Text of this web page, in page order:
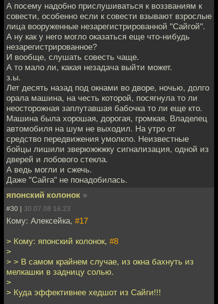
А посему надобно прислушиваться к воззваниям к
совести, особенно если к совести взывают взрослые
лица вооруженные незарегистрированной "Сайгой".
А ну как у него могло оказаться еще что-нибудь
незарегистрированное?
И вообще, слушать совесть чаще.
А то мало ли, какая незадача выйти может.
з.ы.
Лет десять назад под окнами во дворе, ночью, долго
орала машина, на честь которой, посягнула то ли
неосторожная заплутавшая бабочка то ли еще кто.
Машина была хорошая, дорогая, громкая. Владелец
автомобиля на шум не выходил. На утро от
средство передвижения умолкло. Неизвестные
бойцы лишили зверюжжжку сигнализация, одной из
дверей и лобового стекла.
А ведь могли и сжечь.
Даже "Сайга" не понадобилась.
японский колонок »
#30 | 30.07.08 16:23
Кому: Алексейка, #17
> Кому: японский колонок, #8
>
> > В самом крайнем случае, из окна бахнуть из
мелкашки в задницу солью.
>
> Куда эффективнее хедшот из Сайги!!!